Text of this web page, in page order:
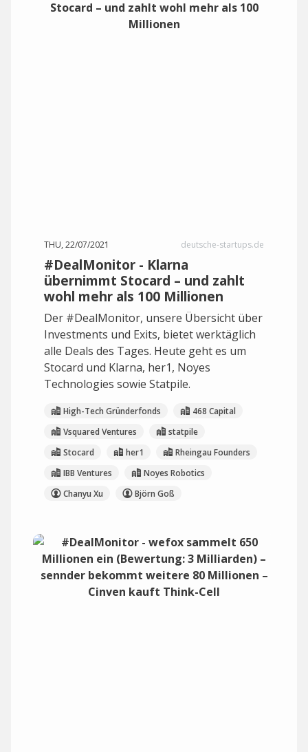
THU, 22/07/2021 deutsche-startups.de
#DealMonitor - Klarna
übernimmt Stocard – und zahlt
wohl mehr als 100 Millionen
Der #DealMonitor, unsere Übersicht über
Investments und Exits, bietet werktäglich
alle Deals des Tages. Heute geht es um
Stocard und Klarna, her1, Noyes
Technologies sowie Statpile.
High-Tech Gründerfonds
468 Capital
Vsquared Ventures
statpile
Stocard
her1
Rheingau Founders
IBB Ventures
Noyes Robotics
Chanyu Xu
Björn Goß